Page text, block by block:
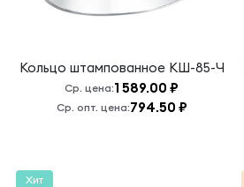
Кольцо штампованное КШ-85-Ч
Ср. цена:1 589.00 ₽
Ср. опт. цена:794.50 ₽
Хит